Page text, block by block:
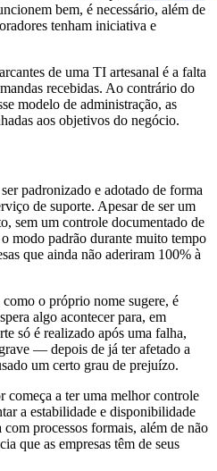
bem, é necessário, além de
tenham iniciativa e
de uma TI artesanal é a falta
recebidas. Ao contrário do
modelo de administração, as
aos objetivos do negócio.
padronizado e adotado de forma
de suporte. Apesar de ser um
sem um controle documentado de
modo padrão durante muito tempo
que ainda não aderiram 100% à
o próprio nome sugere, é
algo acontecer para, em
só é realizado após uma falha,
— depois de já ter afetado a
um certo grau de prejuízo.
começa a ter uma melhor controle
a estabilidade e disponibilidade
processos formais, além de não
que as empresas têm de seus